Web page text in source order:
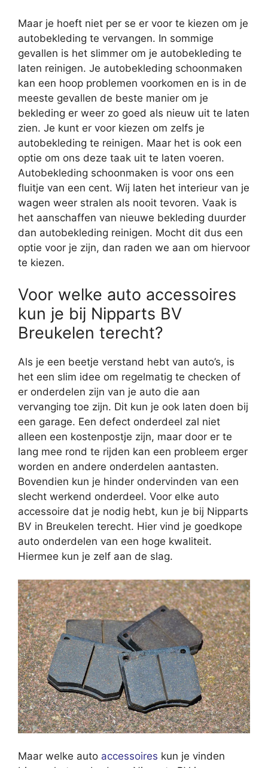
Maar je hoeft niet per se er voor te kiezen om je
autobekleding te vervangen. In sommige
gevallen is het slimmer om je autobekleding te
laten reinigen. Je autobekleding schoonmaken
kan een hoop problemen voorkomen en is in de
meeste gevallen de beste manier om je
bekleding er weer zo goed als nieuw uit te laten
zien. Je kunt er voor kiezen om zelfs je
autobekleding te reinigen. Maar het is ook een
optie om ons deze taak uit te laten voeren.
Autobekleding schoonmaken is voor ons een
fluitje van een cent. Wij laten het interieur van je
wagen weer stralen als nooit tevoren. Vaak is
het aanschaffen van nieuwe bekleding duurder
dan autobekleding reinigen. Mocht dit dus een
optie voor je zijn, dan raden we aan om hiervoor
te kiezen.
Voor welke auto accessoires
kun je bij Nipparts BV
Breukelen terecht?
Als je een beetje verstand hebt van auto’s, is
het een slim idee om regelmatig te checken of
er onderdelen zijn van je auto die aan
vervanging toe zijn. Dit kun je ook laten doen bij
een garage. Een defect onderdeel zal niet
alleen een kostenpostje zijn, maar door er te
lang mee rond te rijden kan een probleem erger
worden en andere onderdelen aantasten.
Bovendien kun je hinder ondervinden van een
slecht werkend onderdeel. Voor elke auto
accessoire dat je nodig hebt, kun je bij Nipparts
BV in Breukelen terecht. Hier vind je goedkope
auto onderdelen van een hoge kwaliteit.
Hiermee kun je zelf aan de slag.
Maar welke auto accessoires kun je vinden